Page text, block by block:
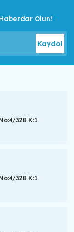
Olun!
Kaydol
32B K:1
32B K:1